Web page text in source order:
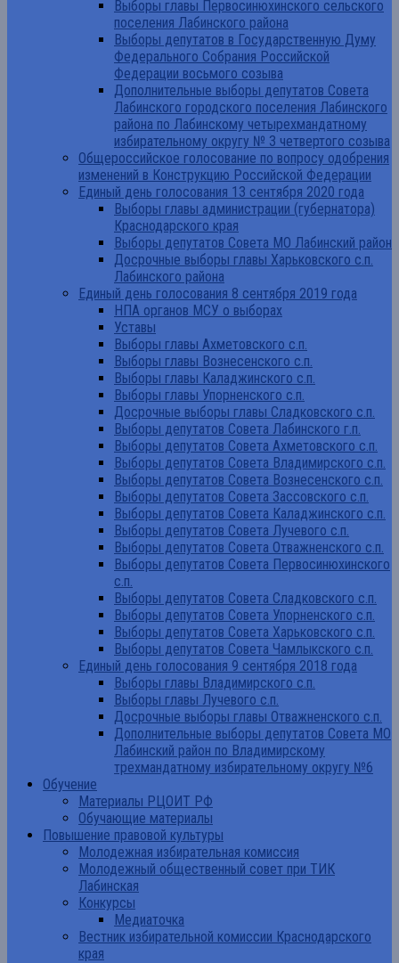
Выборы главы Первосинюхинского сельского
поселения Лабинского района
Выборы депутатов в Государственную Думу
Федерального Собрания Российской
Федерации восьмого созыва
Дополнительные выборы депутатов Совета
Лабинского городского поселения Лабинского
района по Лабинскому четырехмандатному
избирательному округу № 3 четвертого созыва
Общероссийское голосование по вопросу одобрения
изменений в Конструкцию Российской Федерации
Единый день голосования 13 сентября 2020 года
Выборы главы администрации (губернатора)
Краснодарского края
Выборы депутатов Совета МО Лабинский район
Досрочные выборы главы Харьковского с.п.
Лабинского района
Единый день голосования 8 сентября 2019 года
НПА органов МСУ о выборах
Уставы
Выборы главы Ахметовского с.п.
Выборы главы Вознесенского с.п.
Выборы главы Каладжинского с.п.
Выборы главы Упорненского с.п.
Досрочные выборы главы Сладковского с.п.
Выборы депутатов Совета Лабинского г.п.
Выборы депутатов Совета Ахметовского с.п.
Выборы депутатов Совета Владимирского с.п.
Выборы депутатов Совета Вознесенского с.п.
Выборы депутатов Совета Зассовского с.п.
Выборы депутатов Совета Каладжинского с.п.
Выборы депутатов Совета Лучевого с.п.
Выборы депутатов Совета Отважненского с.п.
Выборы депутатов Совета Первосинюхинского
с.п.
Выборы депутатов Совета Сладковского с.п.
Выборы депутатов Совета Упорненского с.п.
Выборы депутатов Совета Харьковского с.п.
Выборы депутатов Совета Чамлыкского с.п.
Единый день голосования 9 сентября 2018 года
Выборы главы Владимирского с.п.
Выборы главы Лучевого с.п.
Досрочные выборы главы Отважненского с.п.
Дополнительные выборы депутатов Совета МО
Лабинский район по Владимирскому
трехмандатному избирательному округу №6
Обучение
Материалы РЦОИТ РФ
Обучающие материалы
Повышение правовой культуры
Молодежная избирательная комиссия
Молодежный общественный совет при ТИК
Лабинская
Конкурсы
Медиаточка
Вестник избирательной комиссии Краснодарского
края